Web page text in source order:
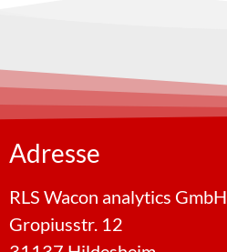
Adresse
RLS Wacon analytics GmbH
Gropiusstr. 12